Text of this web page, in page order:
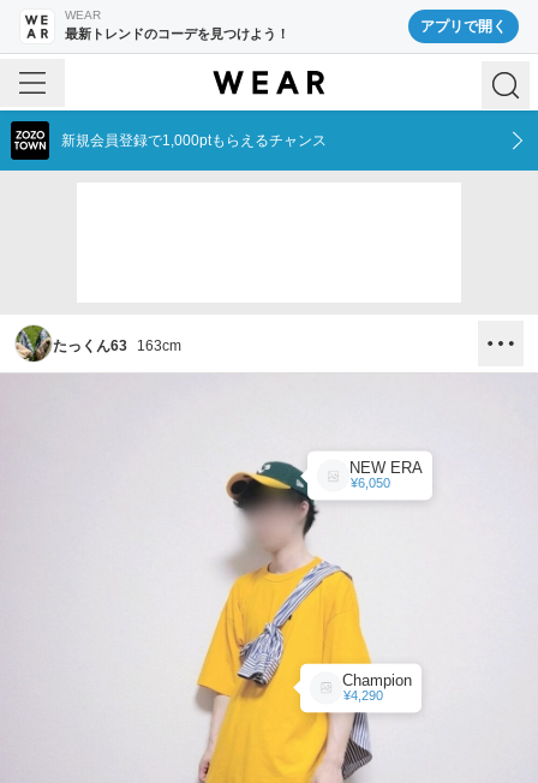
WEAR
最新トレンドのコーデを見つけよう！ アプリで開く
新規会員登録で1,000ptもらえるチャンス
たっくん63 163cm
Champion
¥4,290
NEW ERA
¥6,050